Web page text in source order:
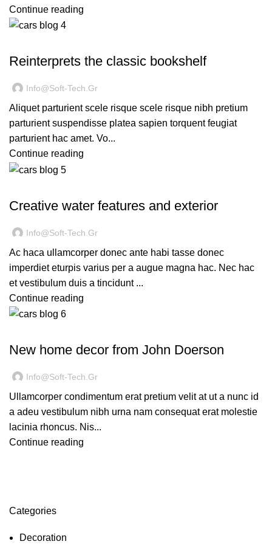
Continue reading
Reinterprets the classic bookshelf
Info@soft-Tech.gr
Aliquet parturient scele risque scele risque nibh pretium
parturient suspendisse platea sapien torquent feugiat
parturient hac amet. Vo...
Continue reading
Creative water features and exterior
Info@soft-Tech.gr
Ac haca ullamcorper donec ante habi tasse donec
imperdiet eturpis varius per a augue magna hac. Nec hac
et vestibulum duis a tincidunt ...
Continue reading
New home decor from John Doerson
Info@soft-Tech.gr
Ullamcorper condimentum erat pretium velit at ut a nunc id
a adeu vestibulum nibh urna nam consequat erat molestie
lacinia rhoncus. Nis...
Continue reading
Categories
Decoration